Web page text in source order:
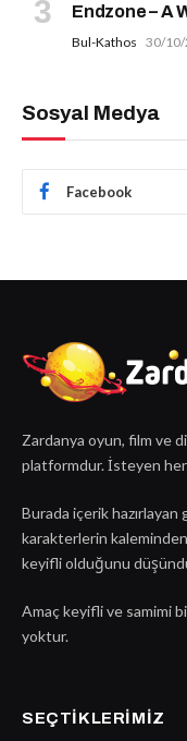
Endzone – A
Bul-Kathos 30/10/
Sosyal Medya
Facebook
Zardanya oyun, film ve
platformdur. İsteyen
Burada içerik hazırlayan
karakterlerin kaleminden
keyifli olduğunu
Amaç keyifli ve samimi
yoktur.
SEÇTIKLERIMIZ